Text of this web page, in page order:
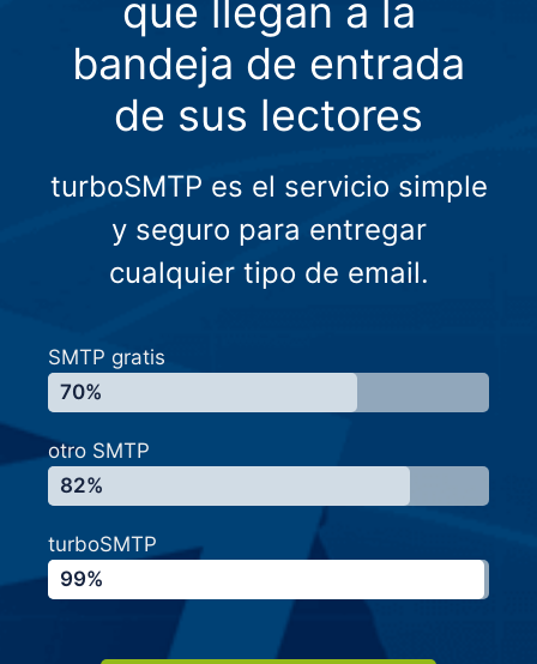
que llegan a la
bandeja de entrada
de sus lectores
turboSMTP es el servicio simple
y seguro para entregar
cualquier tipo de email.
SMTP gratis
70%
otro SMTP
82%
turboSMTP
99%